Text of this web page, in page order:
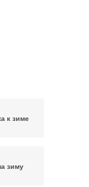
к зиме
зиму